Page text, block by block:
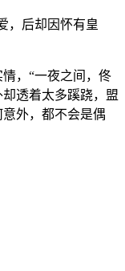
，后却因怀有皇
，“一夜之间，佟
透着太多蹊跷，盟
外，都不会是偶